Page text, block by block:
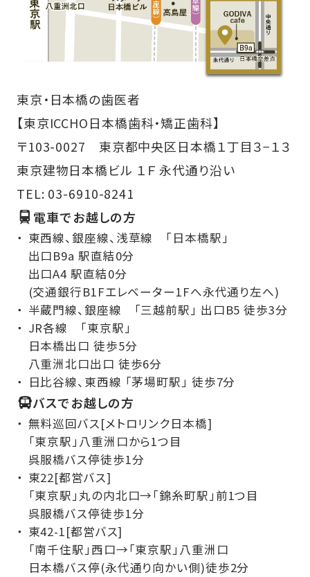
東京・日本橋の歯医者
【東京ICCHO日本橋歯科・矯正歯科】
〒103-0027 東京都中央区日本橋１丁目３−１３
東京建物日本橋ビル １Ｆ 永代通り沿い
TEL: 03-6910-8241
電車でお越しの方
東西線、銀座線、浅草線 「日本橋駅」
出口B9a 駅直結0分
出口A4 駅直結0分
(交通銀行B1Fエレベーター1Fへ永代通り左へ)
半蔵門線、銀座線 「三越前駅」 出口B5 徒歩3分
JR各線 「東京駅」
日本橋出口 徒歩5分
八重洲北口出口 徒歩6分
日比谷線、東西線 「茅場町駅」 徒歩7分
バスでお越しの方
無料巡回バス[メトロリンク日本橋]
「東京駅」八重洲口から1つ目
呉服橋バス停徒歩1分
東22[都営バス]
「東京駅」丸の内北口→「錦糸町駅」前1つ目
呉服橋バス停徒歩1分
東42-1[都営バス]
「南千住駅」西口→「東京駅」八重洲口
日本橋バス停(永代通り向かい側)徒歩2分